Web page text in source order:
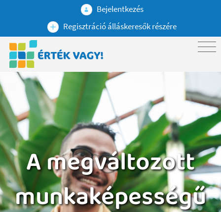
Bejelentkezés
Regisztráció álláskeresők részére
A megváltozott
munkaképességű